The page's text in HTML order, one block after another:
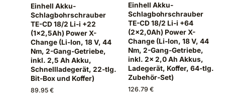
Einhell Akku-
Schlagbohrschrauber
TE-CD 18/2 Li-i +22
(1x2,5Ah) Power X-
Change (Li-Ion, 18 V, 44
Nm, 2-Gang-Getriebe,
inkl. 2,5 Ah Akku,
Schnellladegerät, 22-tlg.
Bit-Box und Koffer)
89.95 €
Einhell Akku-
Schlagbohrschrauber
TE-CD 18/2 Li-i +64
(2x2,0Ah) Power X-
Change (Li-Ion, 18 V, 44
Nm, 2-Gang-Getriebe,
inkl. 2x 2,0 Ah Akkus,
Ladegerät, Koffer, 64-tlg.
Zubehör-Set)
126.79 €